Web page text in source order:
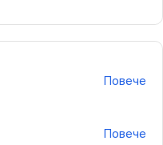
Повече
Повече